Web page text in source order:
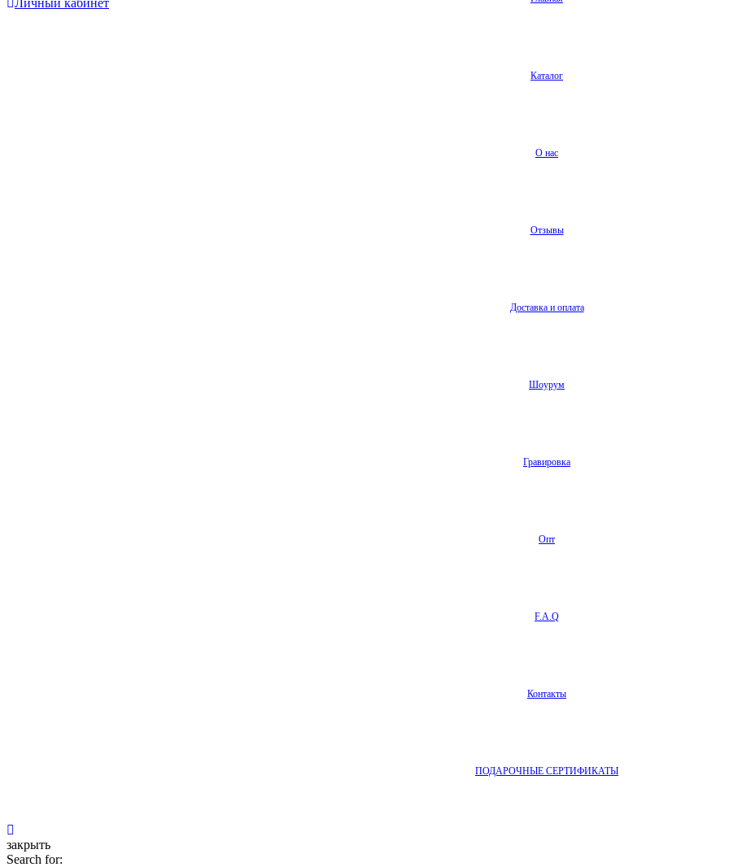
Каталог
О нас
Отзывы
Доставка и оплата
Шоурум
Гравировка
Опт
F.A.Q
Контакты
ПОДАРОЧНЫЕ СЕРТИФИКАТЫ
закрыть
Search for: